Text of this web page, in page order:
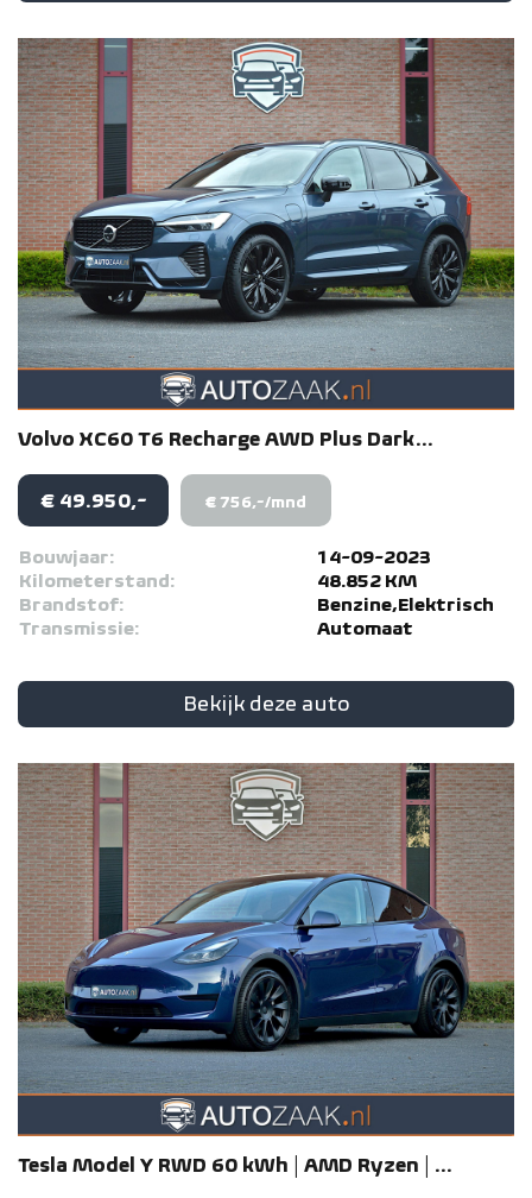
Volvo XC60 T6 Recharge AWD Plus Dark...
€ 49.950,- € 756,-/mnd
Bouwjaar:
14-09-2023
Kilometerstand:
48.852 KM
Brandstof:
Benzine,Elektrisch
Transmissie:
Automaat
Bekijk deze auto
Tesla Model Y RWD 60 kWh | AMD Ryzen | ...